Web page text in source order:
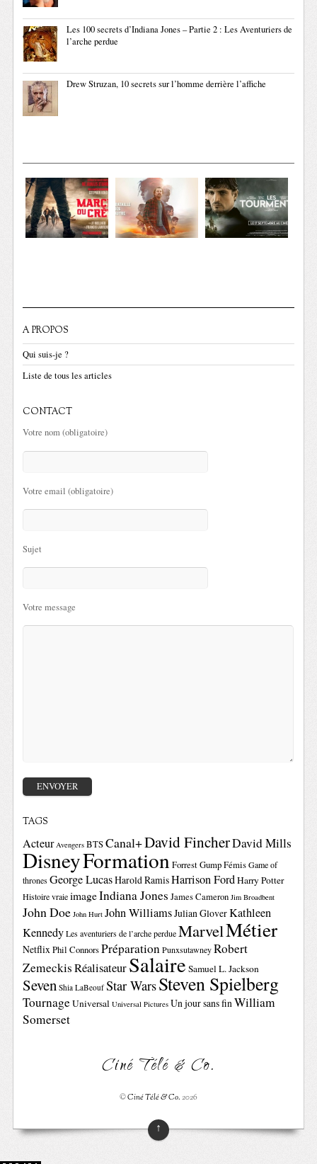
Les 100 secrets d’Indiana Jones – Partie 2 : Les Aventuriers de
l’arche perdue
Drew Struzan, 10 secrets sur l’homme derrière l’affiche
A PROPOS
Qui suis-je ?
Liste de tous les articles
CONTACT
Votre nom (obligatoire)
Votre email (obligatoire)
Sujet
Votre message
TAGS
Acteur Avengers BTSCanal+David FincherDavid Mills
DisneyFormationForrest GumpFémis Game of
thrones George LucasHarold RamisHarrison FordHarry Potter
Histoire vraie imageIndiana Jones James Cameron Jim Broadbent
John Doe John Hurt John WilliamsJulian GloverKathleen
Kennedy Les aventuriers de l’arche perdue MarvelMétier
NetflixPhil ConnorsPréparation Punxsutawney Robert
ZemeckisRéalisateurSalaire Samuel L. Jackson
Seven Shia LaBeouf Star WarsSteven Spielberg
TournageUniversal Universal Pictures Un jour sans finWilliam
Somerset
Ciné Télé & Co.
©Ciné Télé & Co.2026
↑